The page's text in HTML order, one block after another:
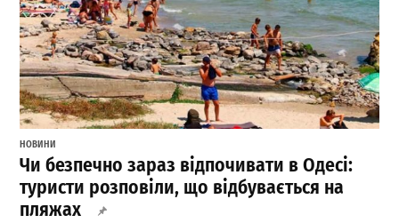
НОВИНИ
Чи безпечно зараз відпочивати в Одесі:
туристи розповіли, що відбувається на
пляжах